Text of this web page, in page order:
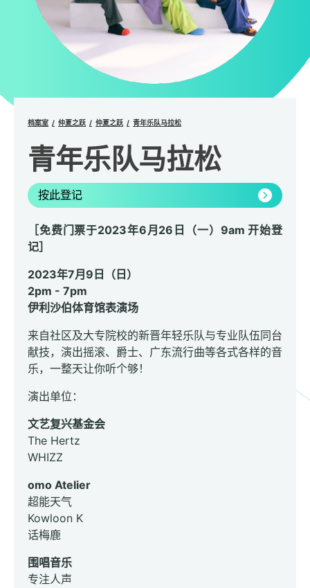
档案室 仲夏之跃 仲夏之跃 青年乐队马拉松
青年乐队马拉松
按此登记
［免费门票于2023年6月26日（一）9am 开始登
记］
2023年7月9日（日）
2pm - 7pm
伊利沙伯体育馆表演场
来自社区及大专院校的新晋年轻乐队与专业队伍同台
献技，演出摇滚、爵士、广东流行曲等各式各样的音
乐，一整天让你听个够！
演出单位：
文艺复兴基金会
The Hertz
WHIZZ
omo Atelier
超能天气
Kowloon K
话梅鹿
围唱音乐
专注人声